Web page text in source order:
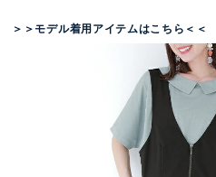
＞＞モデル着用アイテムはこちら＜＜